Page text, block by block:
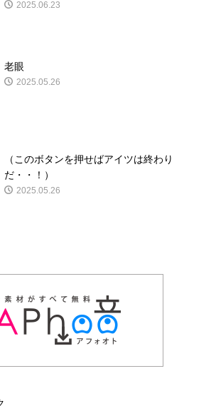
2025.06.23
老眼
2025.05.26
（このボタンを押せばアイツは終わり
だ・・！）
2025.05.26